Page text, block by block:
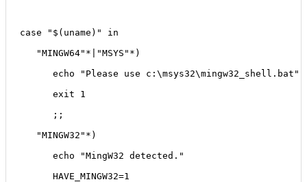
case "$(uname)" in
"MINGW64"*|"MSYS"*)
echo "Please use c:\msys32\mingw32_shell.bat"
exit 1
;;
"MINGW32"*)
echo "MingW32 detected."
HAVE_MINGW32=1